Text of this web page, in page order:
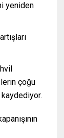
yeniden
çoğu